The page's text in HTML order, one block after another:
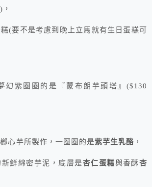
(要不是考慮到晚上立馬就有生日蛋糕可
幻紫圈圈的是『蒙布朗芋頭塔』($130
心芋所製作，一圈圈的是紫芋生乳酪 ，
鮮綿密芋泥，底層是杏仁蛋糕與香酥杏